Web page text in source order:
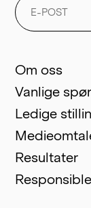
Om oss
Vanlige
Ledige
Resultater